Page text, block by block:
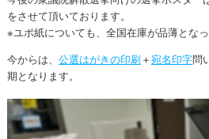
をさせて頂いております。
※ユポ紙についても、全国在庫が品薄となっ
今からは、 公選はがきの印刷＋宛名印字問
期となります。